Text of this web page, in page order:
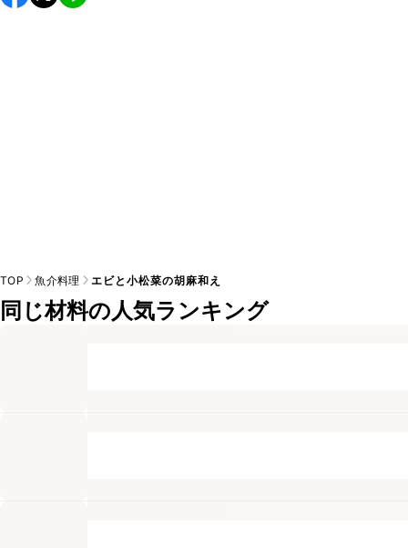
し上がりください。
TOP 魚介料理 エビと小松菜の胡麻和え
同じ材料の人気ランキング